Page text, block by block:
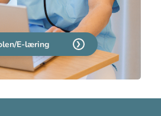
E-læring
Vis mindre